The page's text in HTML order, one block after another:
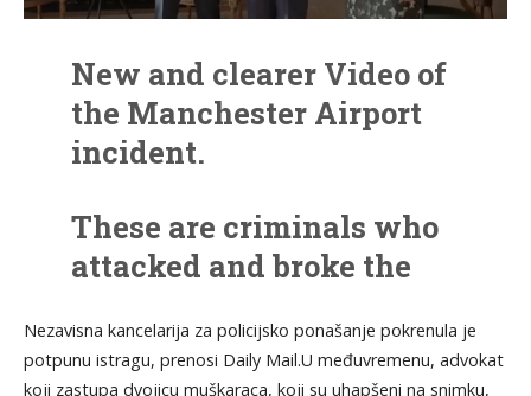
New and clearer Video of
the Manchester Airport
incident.
These are criminals who
attacked and broke the
policewoman. Massive
Support for Manchester
Nezavisna kancelarija za policijsko ponašanje pokrenula je
potpunu istragu, prenosi Daily Mail.U međuvremenu, advokat
koji zastupa dvojicu muškaraca, koji su uhapšeni na snimku,